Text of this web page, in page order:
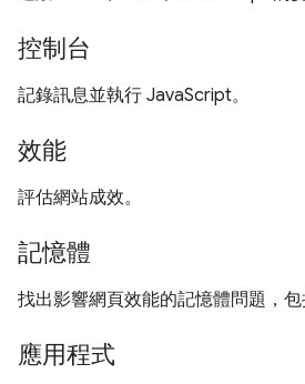
控制台
記錄訊息並執行 JavaScript。
效能
評估網站成效。
記憶體
找出影響網頁效能的記憶體問題，包
應用程式